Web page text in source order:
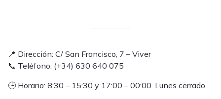
📍 Dirección: C/ San Francisco, 7 – Viver
📞 Teléfono: (+34) 630 640 075
🕒 Horario: 8:30 – 15:30 y 17:00 – 00:00. Lunes cerrado